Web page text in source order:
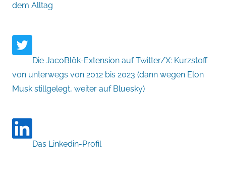
dem Alltag
Die JacoBlök-Extension auf Twitter/X: Kurzstoff
von unterwegs von 2012 bis 2023 (dann wegen Elon
Musk stillgelegt, weiter auf Bluesky)
Das Linkedin-Profil